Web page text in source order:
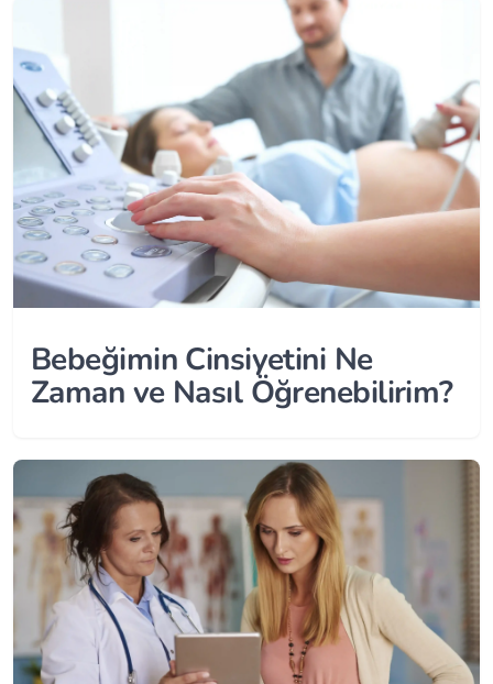
Bebeğimin Cinsiyetini Ne
Zaman ve Nasıl Öğrenebilirim?